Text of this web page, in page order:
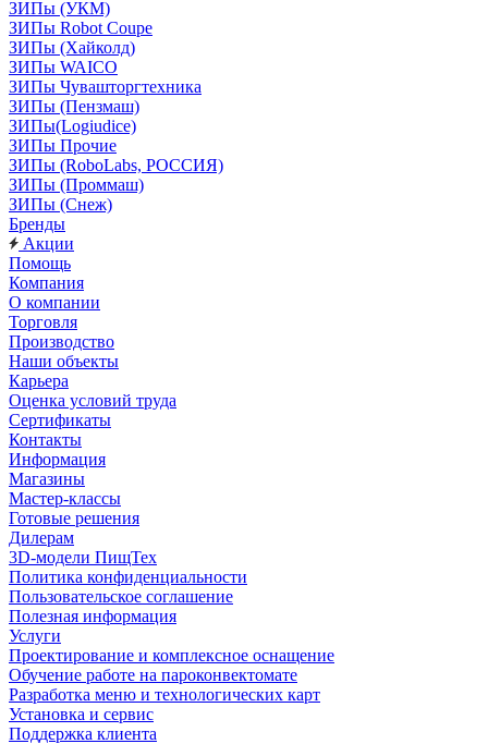
ЗИПы (УКМ)
ЗИПы Robot Coupe
ЗИПы (Хайколд)
ЗИПы WAICO
ЗИПы Чувашторгтехника
ЗИПы (Пензмаш)
ЗИПы(Logiudice)
ЗИПы Прочие
ЗИПы (RoboLabs, РОССИЯ)
ЗИПы (Проммаш)
ЗИПы (Снеж)
Бренды
Акции
Помощь
Компания
О компании
Торговля
Производство
Наши объекты
Карьера
Оценка условий труда
Сертификаты
Контакты
Информация
Магазины
Мастер-классы
Готовые решения
Дилерам
3D-модели ПищТех
Политика конфиденциальности
Пользовательское соглашение
Полезная информация
Услуги
Проектирование и комплексное оснащение
Обучение работе на пароконвектомате
Разработка меню и технологических карт
Установка и сервис
Поддержка клиента